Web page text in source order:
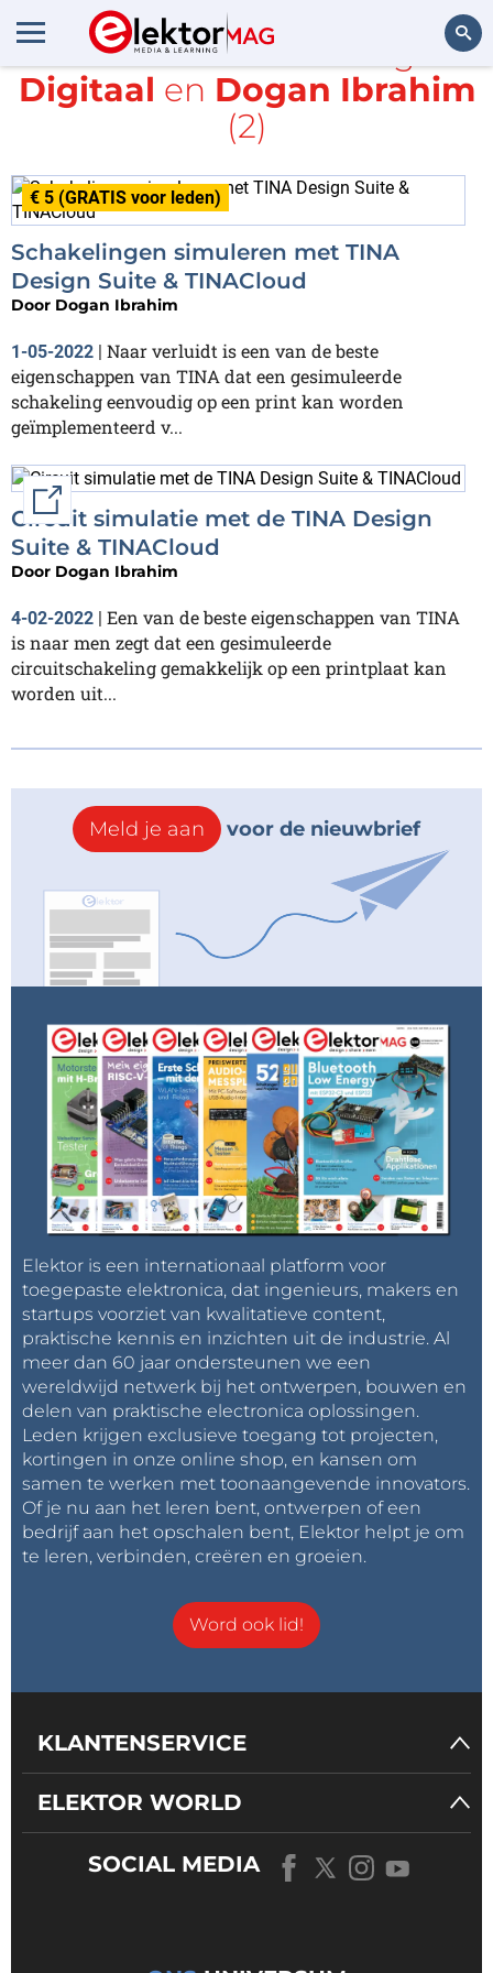
Zoeken
Alle items met de tags
Digitaal en Dogan Ibrahim
(2)
€ 5 (GRATIS voor leden)
Schakelingen simuleren met TINA
Design Suite & TINACloud
Door Dogan Ibrahim
1-05-2022 | Naar verluidt is een van de beste
eigenschappen van TINA dat een gesimuleerde
schakeling eenvoudig op een print kan worden
geïmplementeerd v...
Circuit simulatie met de TINA Design
Suite & TINACloud
Door Dogan Ibrahim
4-02-2022 | Een van de beste eigenschappen van TINA
is naar men zegt dat een gesimuleerde
circuitschakeling gemakkelijk op een printplaat kan
worden uit...
Meld je aan voor de nieuwbrief
Elektor is een internationaal platform voor
toegepaste elektronica, dat ingenieurs, makers en
startups voorziet van kwalitatieve content,
praktische kennis en inzichten uit de industrie. Al
meer dan 60 jaar ondersteunen we een
wereldwijd netwerk bij het ontwerpen, bouwen en
delen van praktische electronica oplossingen.
Leden krijgen exclusieve toegang tot projecten,
kortingen in onze online shop, en kansen om
samen te werken met toonaangevende innovators.
Of je nu aan het leren bent, ontwerpen of een
bedrijf aan het opschalen bent, Elektor helpt je om
te leren, verbinden, creëren en groeien.
Word ook lid!
KLANTENSERVICE
ELEKTOR WORLD
SOCIAL MEDIA